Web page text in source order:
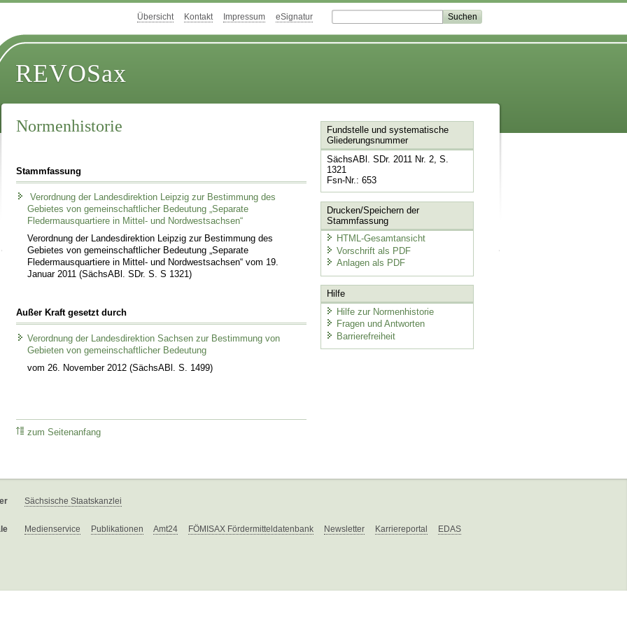
Übersicht Kontakt Impressum eSignatur
REVOSax
Normenhistorie
Stammfassung
Verordnung der Landesdirektion Leipzig zur Bestimmung des
Gebietes von gemeinschaftlicher Bedeutung „Separate
Fledermausquartiere in Mittel- und Nordwestsachsen“
Verordnung der Landesdirektion Leipzig zur Bestimmung des
Gebietes von gemeinschaftlicher Bedeutung „Separate
Fledermausquartiere in Mittel- und Nordwestsachsen“ vom 19.
Januar 2011 (SächsABl. SDr. S. S 1321)
Außer Kraft gesetzt durch
Verordnung der Landesdirektion Sachsen zur Bestimmung von
Gebieten von gemeinschaftlicher Bedeutung
vom 26. November 2012 (SächsABl. S. 1499)
zum Seitenanfang
Fundstelle und systematische
Gliederungsnummer
SächsABl. SDr. 2011 Nr. 2, S.
1321
Fsn-Nr.: 653
Drucken/Speichern der
Stammfassung
HTML-Gesamtansicht
Vorschrift als PDF
Anlagen als PDF
Hilfe
Hilfe zur Normenhistorie
Fragen und Antworten
Barrierefreiheit
Sächsische Staatskanzlei
Medienservice Publikationen Amt24 FÖMISAX Fördermitteldatenbank Newsletter Karriereportal EDAS